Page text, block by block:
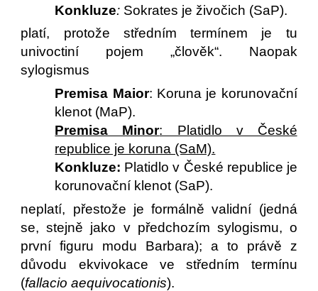
Konkluze: Sokrates je živočich (SaP).
platí, protože středním termínem je tu
univoctiní pojem „člověk“. Naopak
sylogismus
Premisa Maior: Koruna je korunovační
klenot (MaP).
Premisa Minor: Platidlo v České
republice je koruna (SaM).
Konkluze: Platidlo v České republice je
korunovační klenot (SaP).
neplatí, přestože je formálně validní (jedná
se, stejně jako v předchozím sylogismu, o
první figuru modu Barbara); a to právě z
důvodu ekvivokace ve středním termínu
(fallacio aequivocationis).